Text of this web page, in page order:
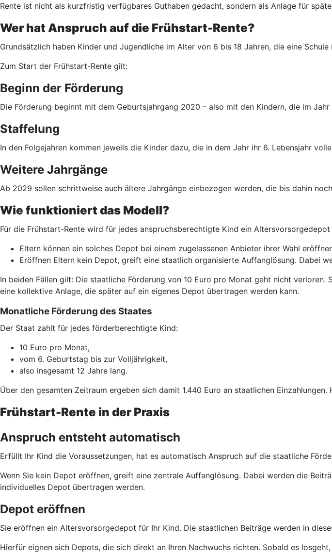
Rente ist nicht als kurzfristig verfügbares Guthaben gedacht, sondern als Anlage für
Wer hat Anspruch auf die Frühstart-Rente?
Grundsätzlich haben Kinder und Jugendliche im Alter von 6 bis 18 Jahren, die eine
Zum Start der Frühstart-Rente gilt:
Beginn der Förderung
Die Förderung beginnt mit dem Geburtsjahrgang 2020 – also mit den Kindern, die im
Staffelung
In den Folgejahren kommen jeweils die Kinder dazu, die in dem Jahr ihr 6. Lebensjahr
Weitere Jahrgänge
Ab 2029 sollen schrittweise auch ältere Jahrgänge einbezogen werden, die bis dahin
Wie funktioniert das Modell?
Für die Frühstart-Rente wird für jedes anspruchsberechtigte Kind ein
Eltern können ein solches Depot bei einem zugelassenen Anbieter ihrer Wahl
Eröffnen Eltern kein Depot, greift eine staatlich organisierte Auffanglösung. Dabei
In beiden Fällen gilt: Die staatliche Förderung von 10 Euro pro Monat geht nicht
eine kollektive Anlage, die später auf ein eigenes Depot übertragen werden kann.
Monatliche Förderung des Staates
Der Staat zahlt für jedes förderberechtigte Kind:
10 Euro pro Monat,
vom 6. Geburtstag bis zur Volljährigkeit,
also insgesamt 12 Jahre lang.
Über den gesamten Zeitraum ergeben sich damit 1.440 Euro an staatlichen
Frühstart-Rente in der Praxis
Anspruch entsteht automatisch
Erfüllt Ihr Kind die Voraussetzungen, hat es automatisch Anspruch auf die staatliche
Wenn Sie kein Depot eröffnen, greift eine zentrale Auffanglösung. Dabei werden die
individuelles Depot übertragen werden.
Depot eröffnen
Sie eröffnen ein Altersvorsorgedepot für Ihr Kind. Die staatlichen Beiträge werden in
Hierfür eignen sich Depots, die sich direkt an Ihren Nachwuchs richten. Sobald es